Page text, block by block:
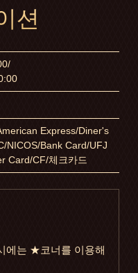
션
Express/Diner's
NICOS/Bank Card/UFJ
Card/CF/체크카드
에는 ★코너를 이용해